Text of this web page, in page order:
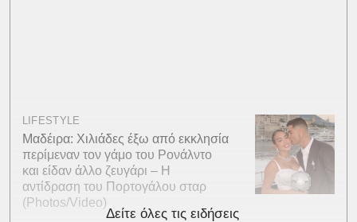
LIFESTYLE
Μαδέιρα: Χιλιάδες έξω από εκκλησία
περίμεναν τον γάμο του Ρονάλντο
και είδαν άλλο ζευγάρι – Η
αντίδραση του Πορτογάλου σταρ
(Photos/Video)
Δείτε όλες τις ειδήσεις